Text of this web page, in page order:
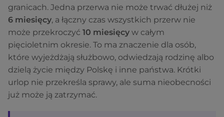
granicach. Jedna przerwa nie może trwać dłużej niż
6 miesięcy, a łączny czas wszystkich przerw nie
może przekroczyć 10 miesięcy w całym
pięcioletnim okresie. To ma znaczenie dla osób,
które wyjeżdżają służbowo, odwiedzają rodzinę albo
dzielą życie między Polskę i inne państwa. Krótki
urlop nie przekreśla sprawy, ale suma nieobecności
już może ją zatrzymać.